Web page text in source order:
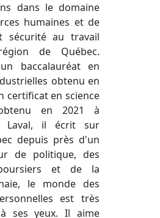
dans le domaine
humaines et de
sécurité au travail
de Québec.
baccalauréat en
obtenu en
certificat en science
en 2021 à
Laval, il écrit sur
depuis près d'un
de politique, des
et de la
le monde des
est très
ses yeux. Il aime